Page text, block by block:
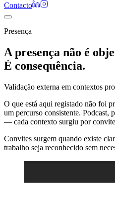
Contacto
Presença
A presença não é
É consequência.
Validação externa em contextos
O que está aqui registado não foi
um percurso consistente. Podcast,
— cada contexto surgiu por
Convites surgem quando existe
trabalho seja reconhecido sem